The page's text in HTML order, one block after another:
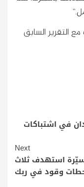
التقرير السابق
في اشتباكات
Next
استهدف ثلاث
وقود في ربك